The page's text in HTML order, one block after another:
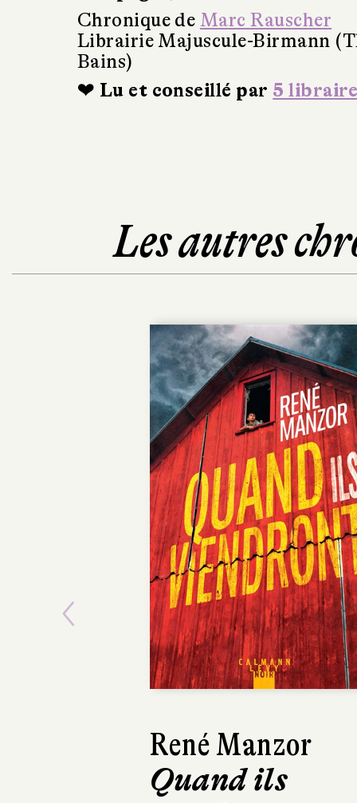
Chronique de Marc Rauscher
Librairie Majuscule-Birmann
Bains)
❤ Lu et conseillé par 5
Les autres
Isabelle
Lagarrigue
Previous